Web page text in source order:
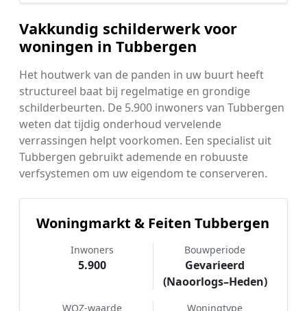
Vakkundig schilderwerk voor
woningen in Tubbergen
Het houtwerk van de panden in uw buurt heeft
structureel baat bij regelmatige en grondige
schilderbeurten. De 5.900 inwoners van Tubbergen
weten dat tijdig onderhoud vervelende
verrassingen helpt voorkomen. Een specialist uit
Tubbergen gebruikt ademende en robuuste
verfsystemen om uw eigendom te conserveren.
Woningmarkt & Feiten Tubbergen
Inwoners
5.900
Bouwperiode
Gevarieerd
(Naoorlogs–Heden)
WOZ-waarde
Woningtype